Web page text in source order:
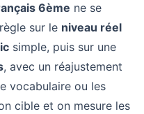
6ème ne se
sur le niveau réel
simple, puis sur une
, avec un réajustement
vocabulaire ou les
cible et on mesure les